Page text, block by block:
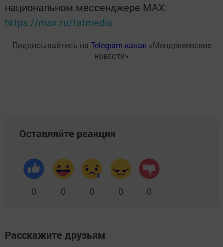
национальном мессенджере MАХ:
https://max.ru/tatmedia
Подписывайтесь на Telegram-канал «Менделеевские
новости»
Оставляйте реакции
0 0 0 0 0
Расскажите друзьям